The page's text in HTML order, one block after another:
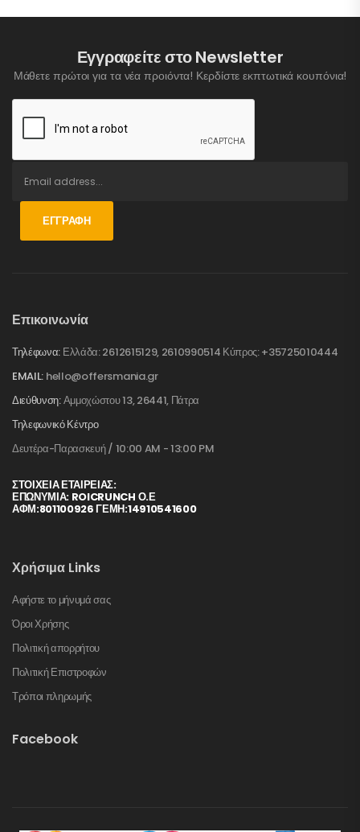
Εγγραφείτε στο Newsletter
Μάθετε πρώτοι για τα νέα προιόντα! Κερδίστε εκπτωτικά κουπόνια!
ΕΓΓΡΑΦΉ
Επικοινωνία
Τηλέφωνα: Ελλάδα: 2612615129, 2610990514 Κύπρος: +35725010444
EMAIL: hello@offersmania.gr
Διεύθυνση:Αμμοχώστου 13, 26441, Πάτρα
Τηλεφωνικό Κέντρο
Δευτέρα-Παρασκευή / 10:00 AM - 13:00 PM
ΣΤΟΙΧΕΊΑ ΕΤΑΙΡΕΊΑΣ:
ΕΠΩΝΥΜΙΑ: ROICRUNCH Ο.Ε
ΑΦΜ:801100926 ΓΕΜΗ:14910541600
Χρήσιμα Links
Αφήστε το μήνυμά σας
Όροι Χρήσης
Πολιτική απορρήτου
Πολιτική Επιστροφών
Τρόποι πληρωμής
Facebook